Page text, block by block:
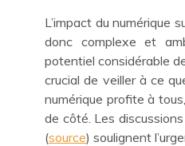
L’impact du numérique
donc complexe et
potentiel considérable
crucial de veiller à ce
numérique profite à
de côté. Les
(source) soulignent